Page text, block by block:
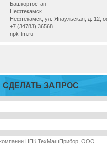
Башкортостан
Нефтекамск
Нефтекамск, ул. Янаульская, д. 12,
+7 (34783) 36568
npk-tm.ru
СДЕЛАТЬ ЗАПРОС